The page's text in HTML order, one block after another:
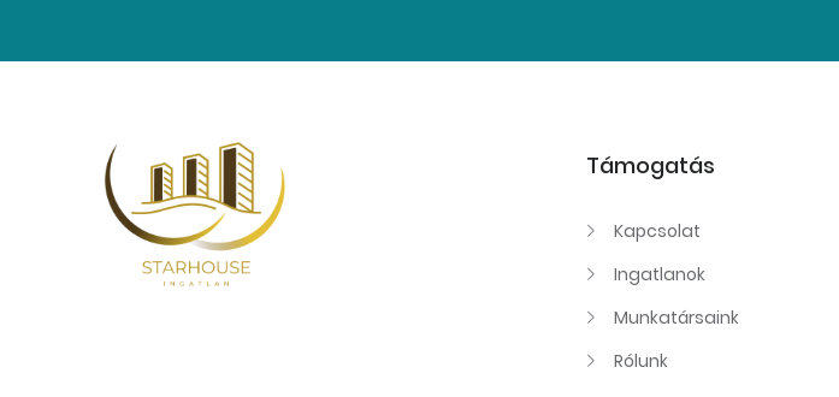
Támogatás
Kapcsolat
Ingatlanok
Munkatársaink
Rólunk